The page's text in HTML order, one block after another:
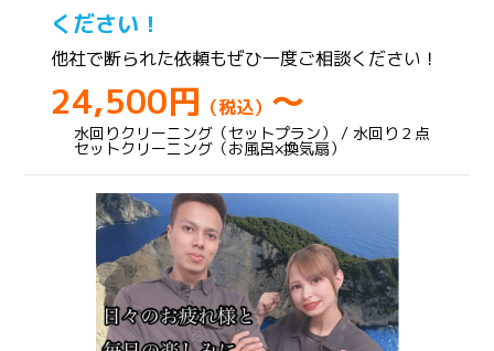
ください！
他社で断られた依頼もぜひ一度ご相談ください！
24,500円 （税込） ～
水回りクリーニング（セットプラン） / 水回り２点
セットクリーニング（お風呂×換気扇）